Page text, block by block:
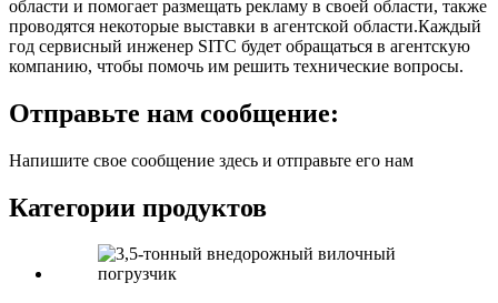
области и помогает размещать рекламу в своей области, также
проводятся некоторые выставки в агентской области.Каждый
год сервисный инженер SITC будет обращаться в агентскую
компанию, чтобы помочь им решить технические вопросы.
Отправьте нам сообщение:
Напишите свое сообщение здесь и отправьте его нам
Категории продуктов